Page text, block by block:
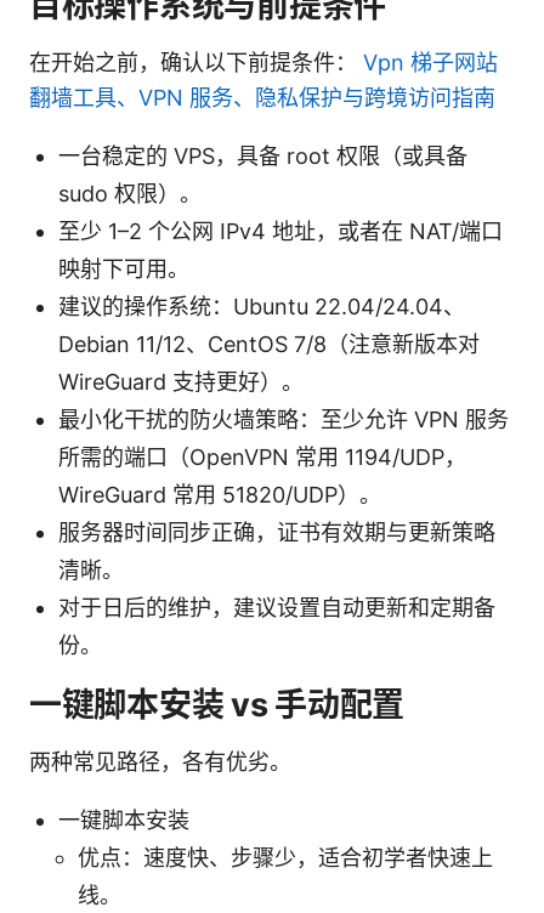
在开始之前，确认以下前提条件： Vpn 梯子网站
翻墙工具、VPN 服务、隐私保护与跨境访问指南
一台稳定的 VPS，具备 root 权限（或具备
sudo 权限）。
至少 1–2 个公网 IPv4 地址，或者在 NAT/端口
映射下可用。
建议的操作系统：Ubuntu 22.04/24.04、
Debian 11/12、CentOS 7/8（注意新版本对
WireGuard 支持更好）。
最小化干扰的防火墙策略：至少允许 VPN 服务
所需的端口（OpenVPN 常用 1194/UDP，
WireGuard 常用 51820/UDP）。
服务器时间同步正确，证书有效期与更新策略
清晰。
对于日后的维护，建议设置自动更新和定期备
份。
一键脚本安装 vs 手动配置
两种常见路径，各有优劣。
一键脚本安装
优点：速度快、步骤少，适合初学者快速上
线。